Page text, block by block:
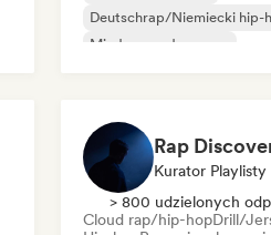
Deutschrap/Niemiecki hip-
Międzynarodowy rap
Rap w języku francuskim
Rap
Kurator Playlisty
> 800 udzielonych
Cloud rap/hip-hopDrill/